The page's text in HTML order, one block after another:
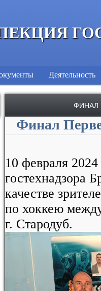
Деятельность
ФИНАЛ
Финал
10 февраля
гостехнадзора
качестве
по хоккею
г. Стародуб.